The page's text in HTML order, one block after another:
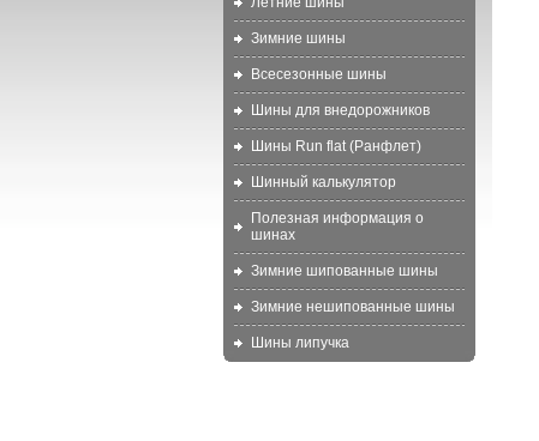
Зимние шины
Всесезонные шины
Шины для внедорожников
Шины Run flat (Ранфлет)
Шинный калькулятор
Полезная информация о
шинах
Зимние шипованные шины
Зимние нешипованные шины
Шины липучка